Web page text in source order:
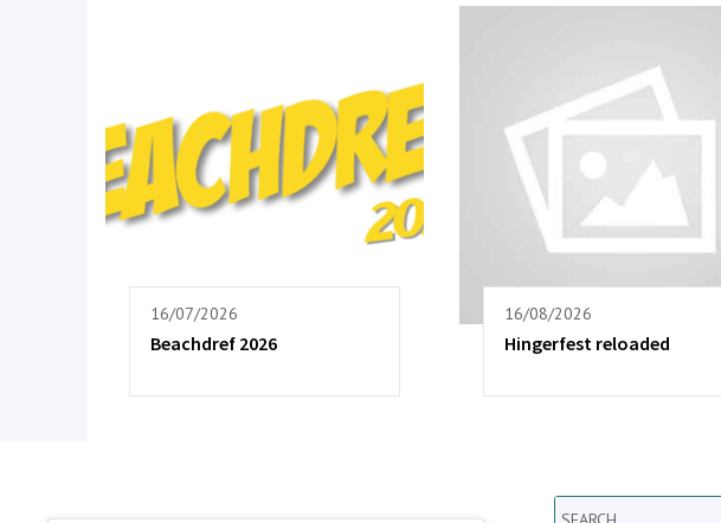
16/07/2026
Beachdref 2026
16/08/2026
Hingerfest reloaded
Search